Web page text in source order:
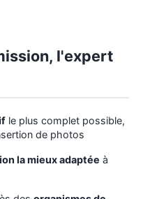
l'expert
le plus complet possible,
de photos
la mieux adaptée à